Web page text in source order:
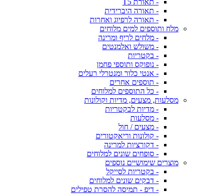
- תאורת T5
- תאורה היברידית
- תאורה לרפיוג ואחרות
מלח ותוספים למים מלוחים
- מלחים לריף ומרינה
- משולש ואלמנטים
- בקטריות
- נופוקס ותוספי פחמן
- אנטי כלור ומנטרלי רעלים
- תוספים אחרים
- כל התוספים למלוחים
מסלעות, מצעים, מדיות וקולונות
- מדיות לבקטריות
- מסלעות
- מצעים / חול
- קולונות וריאקטורים
- דקורציות למרינה
- סופחים שונים למלוחים
מוצרים שימושיים נוספים
- בקטריות לסייקל
- דבקים שונים למלוחים
- דיפ - תמיסה להסרת טפילים